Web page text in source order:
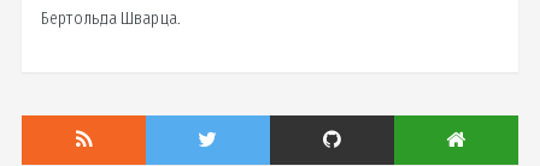
Бертольда Шварца.